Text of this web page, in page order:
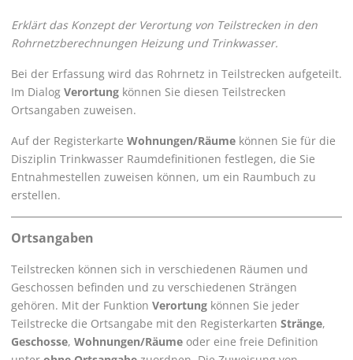
Erklärt das Konzept der Verortung von Teilstrecken in den
Rohrnetzberechnungen Heizung und Trinkwasser.
Bei der Erfassung wird das Rohrnetz in Teilstrecken aufgeteilt.
Im Dialog Verortung können Sie diesen Teilstrecken
Ortsangaben zuweisen.
Auf der Registerkarte Wohnungen/Räume können Sie für die
Disziplin Trinkwasser Raumdefinitionen festlegen, die Sie
Entnahmestellen zuweisen können, um ein Raumbuch zu
erstellen.
Ortsangaben
Teilstrecken können sich in verschiedenen Räumen und
Geschossen befinden und zu verschiedenen Strängen
gehören. Mit der Funktion Verortung können Sie jeder
Teilstrecke die Ortsangabe mit den Registerkarten Stränge,
Geschosse, Wohnungen/Räume oder eine freie Definition